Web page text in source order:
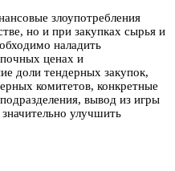
злоупотребления
но и при закупках сырья и
наладить
ценах и
доли тендерных закупок,
комитетов, конкретные
вывод из игры
улучшить